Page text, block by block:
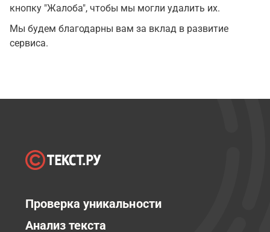
кнопку "Жалоба", чтобы мы могли удалить их.
Мы будем благодарны вам за вклад в развитие
сервиса.
Проверка уникальности
Анализ текста